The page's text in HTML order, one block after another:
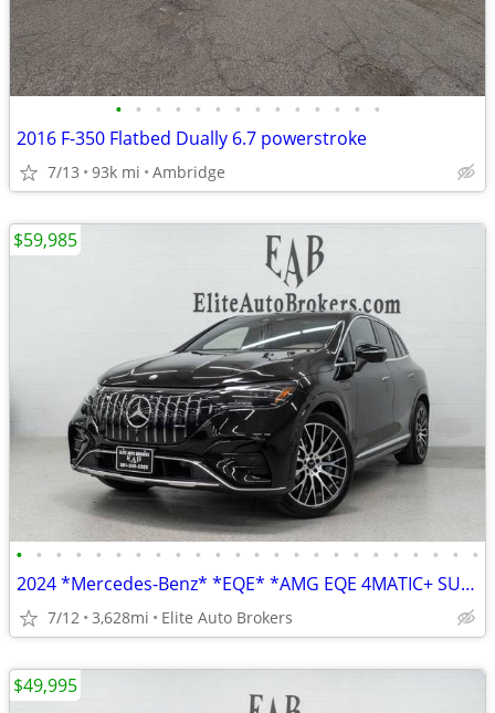
• • • • • • • • • • • • • •
2016 F-350 Flatbed Dually 6.7 powerstroke
7/13 93k mi Ambridge
• • • • • • • • • • • • • • • • • • • • • • • •
2024 *Mercedes-Benz* *EQE* *AMG EQE 4MATIC+ SUV* Obs
7/12 3,628mi Elite Auto Brokers
$59,985
$49,995